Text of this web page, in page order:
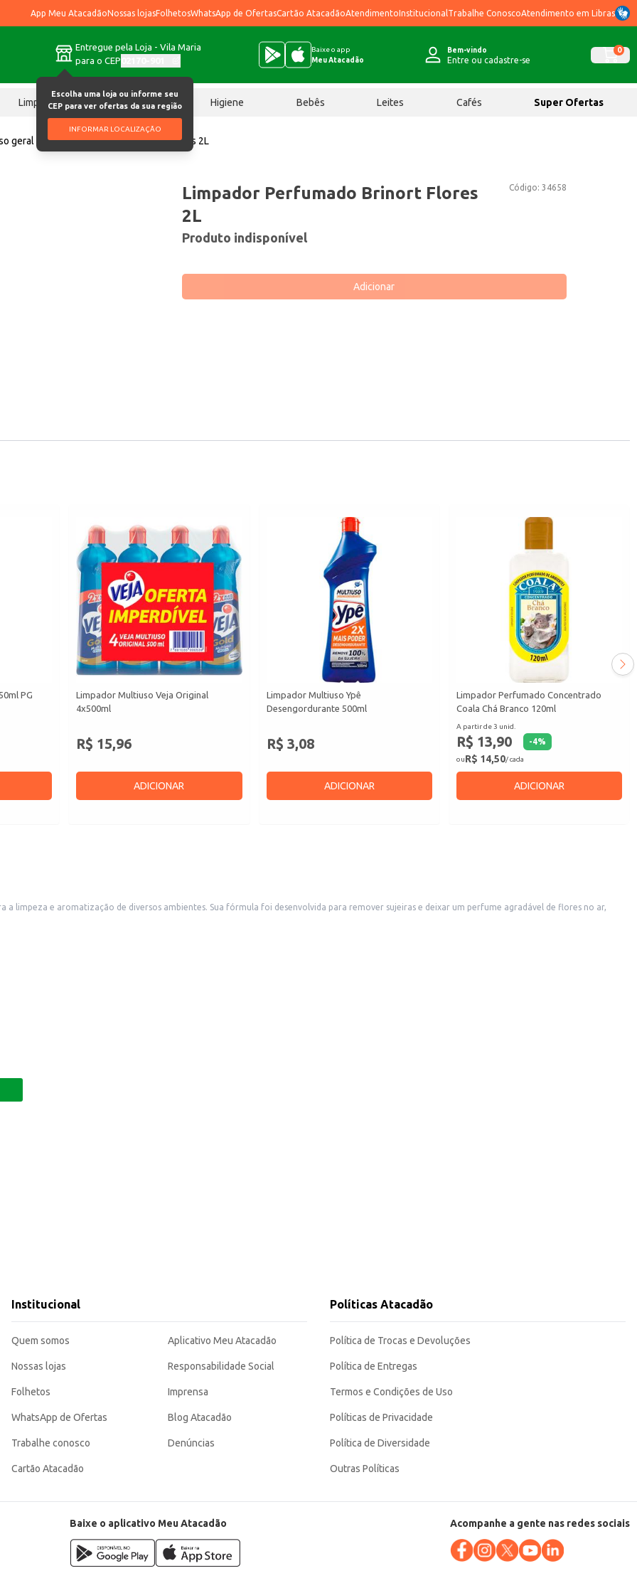
App Meu AtacadãoNossas lojasFolhetosWhatsApp de OfertasCartão AtacadãoAtendimentoInstitucional Trabalhe ConoscoAtendimento em Libras
Entregue pela Loja - Vila Maria
para o CEP
Escolha uma loja ou informe seu
CEP para ver ofertas da sua região
INFORMAR LOCALIZAÇÃO
Baixe o app
Meu Atacadão
Bem-vindo
Entre ou cadastre-se
0
Limpeza Chocolates Higiene Bebês Leites Cafés Super Ofertas
geral Limpador Perfumado Brinort Flores 2L
Código: 34658
Limpador Perfumado Brinort Flores
2L
Produto indisponível
Adicionar
PG
Limpador Multiuso Veja Original
4x500ml
R$ 15,96
ADICIONAR
Limpador Multiuso Ypê
Desengordurante 500ml
R$ 3,08
ADICIONAR
Limpador Perfumado Concentrado
Coala Chá Branco 120ml
A partir de 3 unid.
R$ 13,90 -4%
ouR$ 14,50/ cada
ADICIONAR
limpeza e aromatização de diversos ambientes. Sua fórmula foi desenvolvida para remover sujeiras e deixar um perfume agradável de flores no ar,
Institucional
Quem somos
Nossas lojas
Folhetos
WhatsApp de Ofertas
Trabalhe conosco
Cartão Atacadão
Aplicativo Meu Atacadão
Responsabilidade Social
Imprensa
Blog Atacadão
Denúncias
Políticas Atacadão
Política de Trocas e Devoluções
Política de Entregas
Termos e Condições de Uso
Políticas de Privacidade
Política de Diversidade
Outras Políticas
Baixe o aplicativo Meu Atacadão Acompanhe a gente nas redes sociais